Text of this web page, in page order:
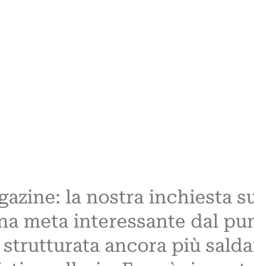
la nostra inchiesta
meta interessante dal
ancora più